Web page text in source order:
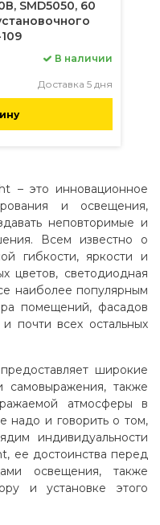
SMD5050, 60
В наличии
Доставка 5 дня
– это инновационное
и освещения,
неповторимые и
Всем известно о
гибкости, яркости и
цветов, светодиодная
наиболее популярным
помещений, фасадов
почти всех остальных
широкие
самовыражения, также
атмосферы в
надо и говорить о том,
индивидуальности
ее достоинства перед
освещения, также
и установке этого